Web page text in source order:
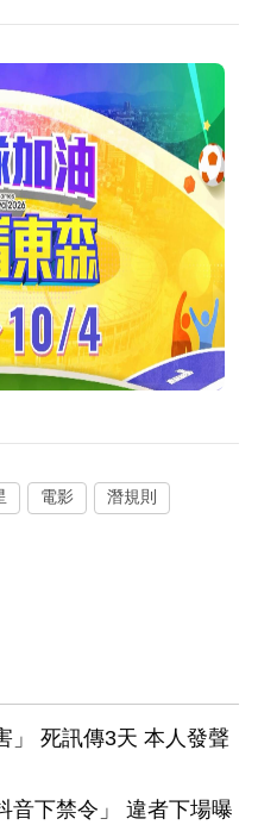
電影 潛規則
」 死訊傳3天 本人發聲
音下禁令」 違者下場曝